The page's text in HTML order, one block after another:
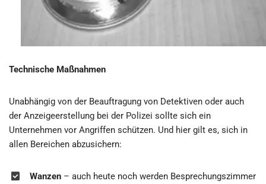
Technische Maßnahmen
Unabhängig von der Beauftragung von Detektiven oder auch
der Anzeigeerstellung bei der Polizei sollte sich ein
Unternehmen vor Angriffen schützen. Und hier gilt es, sich in
allen Bereichen abzusichern:
Wanzen – auch heute noch werden Besprechungszimmer